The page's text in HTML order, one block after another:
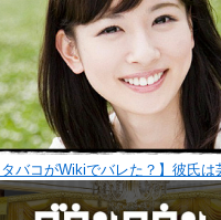
バコがWikiでバレた？】彼氏は